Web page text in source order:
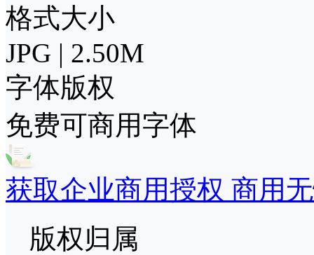
格式大小
JPG | 2.50M
字体版权
免费可商用字体
获取企业商用授权 商用
版权归属